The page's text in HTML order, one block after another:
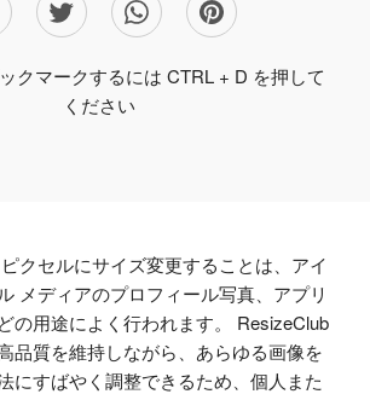
クマークするには CTRL + D を押して
ください
クセルにサイズ変更することは、アイ
メディアのプロフィール写真、アプリ
の用途によく行われます。 ResizeClub
品質を維持しながら、あらゆる画像を
にすばやく調整できるため、個人また